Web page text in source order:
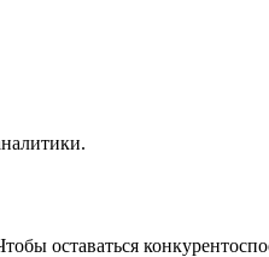
оставаться